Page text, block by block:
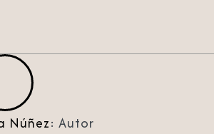
Núñez: Autor